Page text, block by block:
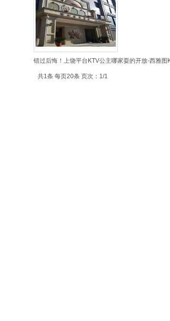
错过后悔！上饶平台KTV公主哪家耍的开放-西雅图
共1条 每页20条 页次：1/1